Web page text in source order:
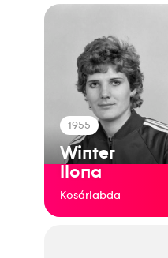
1955
Winter
Ilona
Kosárlabda